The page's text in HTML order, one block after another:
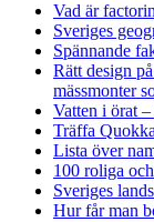
Vad är
Sveriges
Spännande
Rätt design
mässmonter
Vatten i örat
Träffa
Lista över
100 roliga
Sveriges
Hur får man